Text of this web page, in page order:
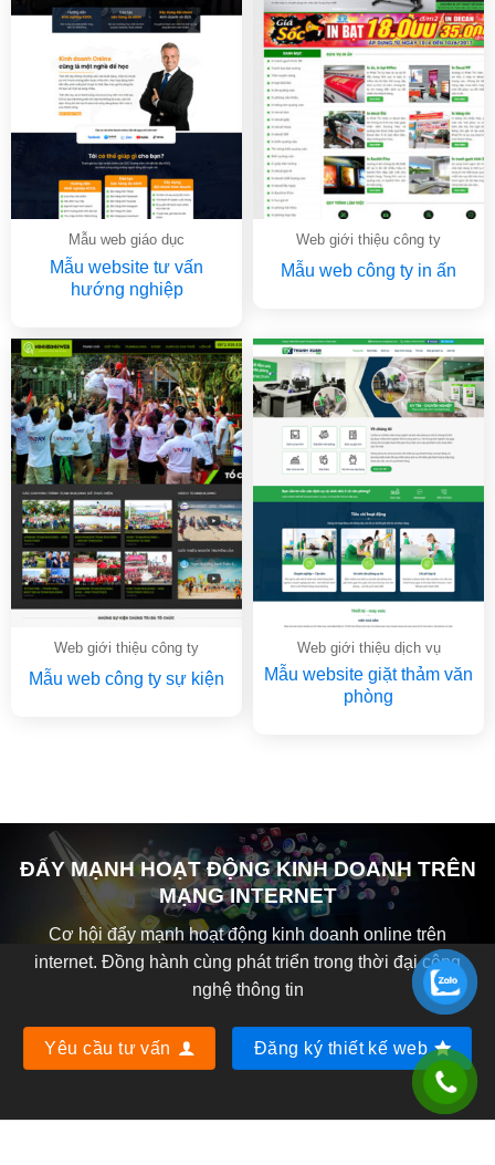
Mẫu web giáo dục
Mẫu website tư vấn
hướng nghiệp
Web giới thiệu công ty
Mẫu web công ty in ấn
Web giới thiệu công ty
Mẫu web công ty sự kiện
Web giới thiệu dịch vụ
Mẫu website giặt thảm văn
phòng
ĐẨY MẠNH HOẠT ĐỘNG KINH DOANH TRÊN
MẠNG INTERNET
Cơ hội đẩy mạnh hoạt động kinh doanh online trên
internet. Đồng hành cùng phát triển trong thời đại công
nghệ thông tin
Yêu cầu tư vấn Đăng ký thiết kế web